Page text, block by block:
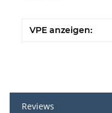
VPE anzeigen:
Reviews